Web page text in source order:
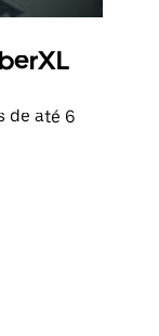
de até 6